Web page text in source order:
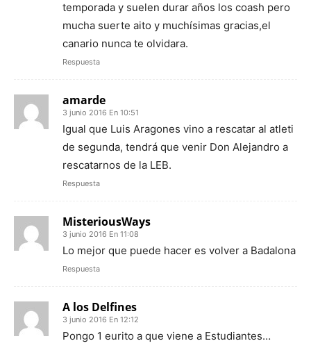
temporada y suelen durar años los coash pero
mucha suerte aito y muchísimas gracias,el
canario nunca te olvidara.
Respuesta
amarde
3 junio 2016 En 10:51
Igual que Luis Aragones vino a rescatar al atleti
de segunda, tendrá que venir Don Alejandro a
rescatarnos de la LEB.
Respuesta
MisteriousWays
3 junio 2016 En 11:08
Lo mejor que puede hacer es volver a Badalona
Respuesta
A los Delfines
3 junio 2016 En 12:12
Pongo 1 eurito a que viene a Estudiantes…